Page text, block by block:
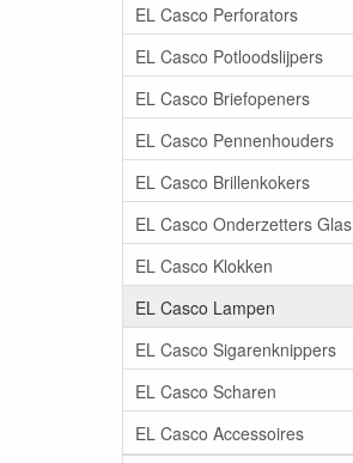
EL Casco Perforators
EL Casco Potloodslijpers
EL Casco Briefopeners
EL Casco Pennenhouders
EL Casco Brillenkokers
EL Casco Onderzetters Glas
EL Casco Klokken
EL Casco Lampen
EL Casco Sigarenknippers
EL Casco Scharen
EL Casco Accessoires